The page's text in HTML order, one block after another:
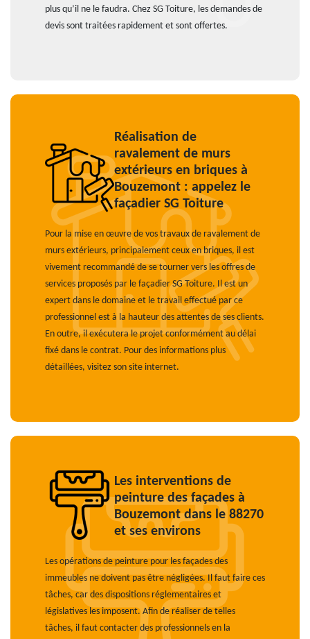
plus qu’il ne le faudra. Chez SG Toiture, les demandes de
devis sont traitées rapidement et sont offertes.
Réalisation de
ravalement de murs
extérieurs en briques à
Bouzemont : appelez le
façadier SG Toiture
Pour la mise en œuvre de vos travaux de ravalement de
murs extérieurs, principalement ceux en briques, il est
vivement recommandé de se tourner vers les offres de
services proposés par le façadier SG Toiture. Il est un
expert dans le domaine et le travail effectué par ce
professionnel est à la hauteur des attentes de ses clients.
En outre, il exécutera le projet conformément au délai
fixé dans le contrat. Pour des informations plus
détaillées, visitez son site internet.
Les interventions de
peinture des façades à
Bouzemont dans le 88270
et ses environs
Les opérations de peinture pour les façades des
immeubles ne doivent pas être négligées. Il faut faire ces
tâches, car des dispositions réglementaires et
législatives les imposent. Afin de réaliser de telles
tâches, il faut contacter des professionnels en la